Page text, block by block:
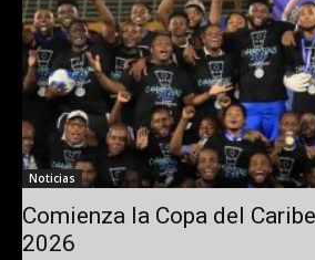
Noticias
Comienza la Copa del
2026